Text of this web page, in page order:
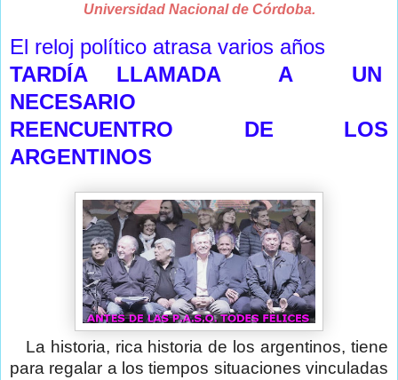
Universidad Nacional de Córdoba.
El reloj político atrasa varios años
TARDÍA LLAMADA A UN
NECESARIO
REENCUENTRO DE LOS
ARGENTINOS
La historia, rica historia de los argentinos, tiene
para regalar a los tiempos situaciones vinculadas